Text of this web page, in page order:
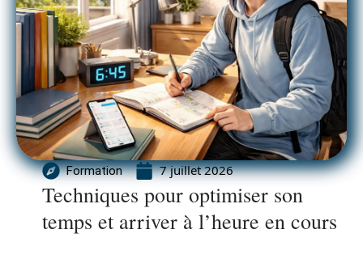
Formation 7 juillet 2026
Techniques pour optimiser son
temps et arriver à l’heure en cours